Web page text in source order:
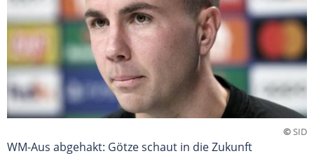
©SID
WM-Aus abgehakt: Götze schaut in die Zukunft